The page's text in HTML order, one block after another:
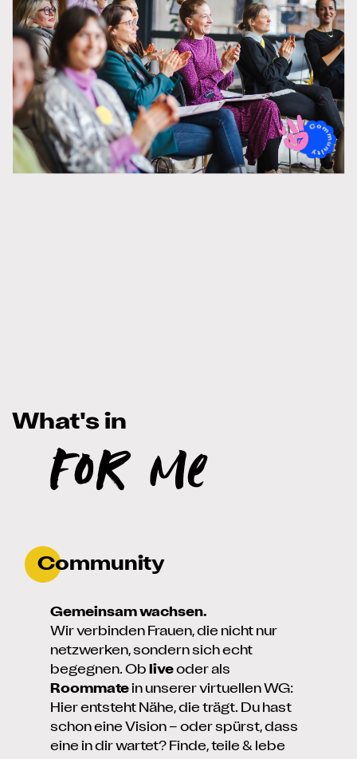
What's in
for me
Community
Gemeinsam wachsen.
Wir verbinden Frauen, die nicht nur
netzwerken, sondern sich echt
begegnen. Ob
live oder als
Roommate in unserer virtuellen WG:
Hier entsteht Nähe, die trägt. Du hast
schon eine Vision – oder spürst, dass
eine in dir wartet? Finde, teile & lebe